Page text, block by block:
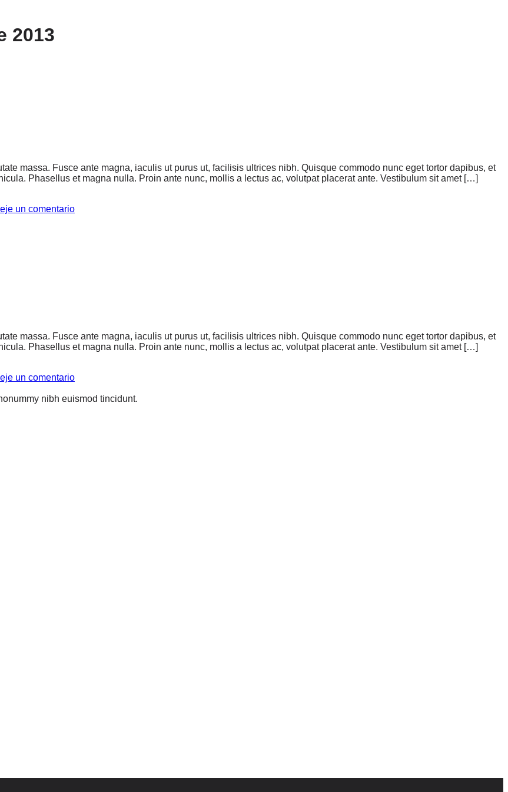
2013
massa. Fusce ante magna, iaculis ut purus ut, facilisis ultrices nibh. Quisque commodo nunc eget tortor dapibus, et
Phasellus et magna nulla. Proin ante nunc, mollis a lectus ac, volutpat placerat ante. Vestibulum sit amet […]
un comentario
massa. Fusce ante magna, iaculis ut purus ut, facilisis ultrices nibh. Quisque commodo nunc eget tortor dapibus, et
Phasellus et magna nulla. Proin ante nunc, mollis a lectus ac, volutpat placerat ante. Vestibulum sit amet […]
un comentario
nibh euismod tincidunt.